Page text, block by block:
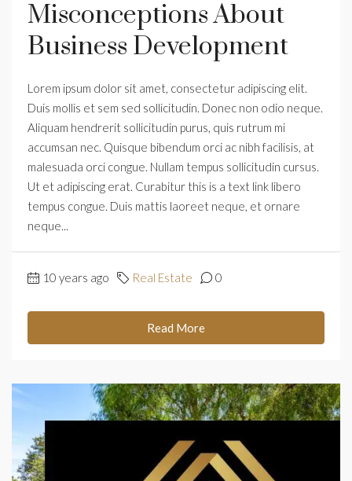
Misconceptions About
Business Development
Lorem ipsum dolor sit amet, consectetur adipiscing elit.
Duis mollis et sem sed sollicitudin. Donec non odio neque.
Aliquam hendrerit sollicitudin purus, quis rutrum mi
accumsan nec. Quisque bibendum orci ac nibh facilisis, at
malesuada orci congue. Nullam tempus sollicitudin cursus.
Ut et adipiscing erat. Curabitur this is a text link libero
tempus congue. Duis mattis laoreet neque, et ornare
neque...
10 years ago Real Estate 0
Read More